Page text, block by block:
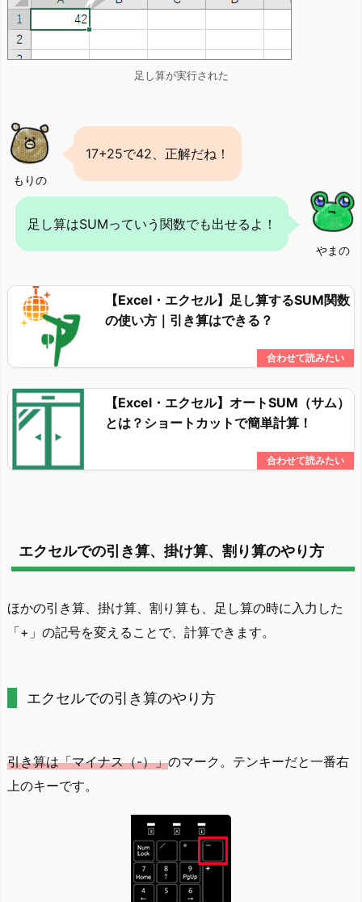
足し算が実行された
もりの
17+25で42、正解だね！
やまの
足し算はSUMっていう関数でも出せるよ！
【Excel・エクセル】足し算するSUM関数
の使い方｜引き算はできる？
【Excel・エクセル】オートSUM（サム）
とは？ショートカットで簡単計算！
エクセルでの引き算、掛け算、割り算のやり方
ほかの引き算、掛け算、割り算も、足し算の時に入力した
「+」の記号を変えることで、計算できます。
エクセルでの引き算のやり方
引き算は「マイナス（-）」のマーク。テンキーだと一番右
上のキーです。